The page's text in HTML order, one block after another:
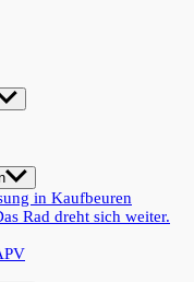
in Kaufbeuren
Rad dreht sich weiter.